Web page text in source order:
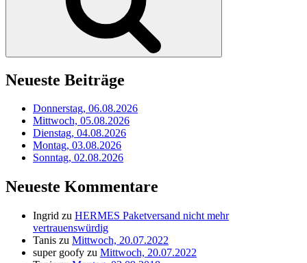
Neueste Beiträge
Donnerstag, 06.08.2026
Mittwoch, 05.08.2026
Dienstag, 04.08.2026
Montag, 03.08.2026
Sonntag, 02.08.2026
Neueste Kommentare
Ingrid zu HERMES Paketversand nicht mehr
vertrauenswürdig
Tanis zu Mittwoch, 20.07.2022
super goofy zu Mittwoch, 20.07.2022